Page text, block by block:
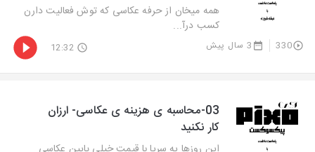
همه میخان از حرفه عکاسی که توش فعالیت دارن
کسب درآ...
330 3 سال پیش 12:32
03-محاسبه ی هزینه ی عکاسی- ارزان
کار نکنید